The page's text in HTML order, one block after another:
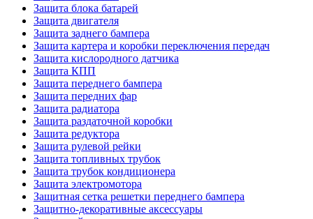
Защита блока батарей
Защита двигателя
Защита заднего бампера
Защита картера и коробки переключения передач
Защита кислородного датчика
Защита КПП
Защита переднего бампера
Защита передних фар
Защита радиатора
Защита раздаточной коробки
Защита редуктора
Защита рулевой рейки
Защита топливных трубок
Защита трубок кондиционера
Защита электромотора
Защитная сетка решетки переднего бампера
Защитно-декоративные аксессуары